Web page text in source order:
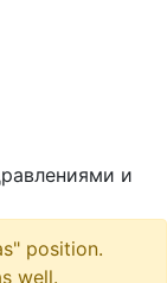
и
position.
well.